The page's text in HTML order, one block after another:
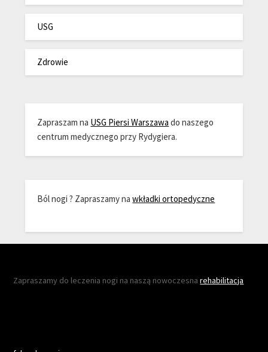
USG
Zdrowie
Zapraszam na USG Piersi Warszawa do naszego
centrum medycznego przy Rydygiera.
Ból nogi ? Zapraszamy nawkładki ortopedyczne
Zapraszamy do leczenia nogi na naszą nowoczesnarehabilitacja